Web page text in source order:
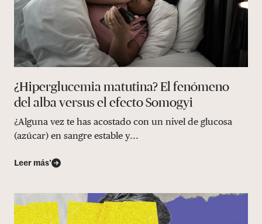
¿Hiperglucemia matutina? El fenómeno
del alba versus el efecto Somogyi
¿Alguna vez te has acostado con un nivel de glucosa
(azúcar) en sangre estable y...
Leer más’